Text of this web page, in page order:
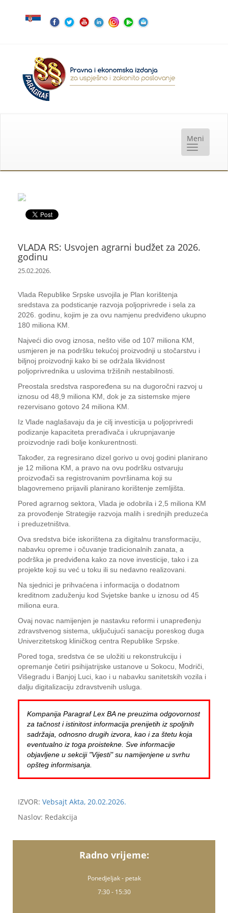
VLADA RS: Usvojen agrarni budžet za 2026.
godinu
25.02.2026.
Vlada Republike Srpske usvojila je Plan korištenja
sredstava za podsticanje razvoja poljoprivrede i sela za
2026. godinu, kojim je za ovu namjenu predviđeno ukupno
180 miliona KM.
Najveći dio ovog iznosa, nešto više od 107 miliona KM,
usmjeren je na podršku tekućoj proizvodnji u stočarstvu i
biljnoj proizvodnji kako bi se održala likvidnost
poljoprivrednika u uslovima tržišnih nestabilnosti.
Preostala sredstva raspoređena su na dugoročni razvoj u
iznosu od 48,9 miliona KM, dok je za sistemske mjere
rezervisano gotovo 24 miliona KM.
Iz Vlade naglašavaju da je cilj investicija u poljoprivredi
podizanje kapaciteta prerađivača i ukrupnjavanje
proizvodnje radi bolje konkurentnosti.
Također, za regresirano dizel gorivo u ovoj godini planirano
je 12 miliona KM, a pravo na ovu podršku ostvaruju
proizvođači sa registrovanim površinama koji su
blagovremeno prijavili planirano korištenje zemljišta.
Pored agrarnog sektora, Vlada je odobrila i 2,5 miliona KM
za provođenje Strategije razvoja malih i srednjih preduzeća
i preduzetništva.
Ova sredstva biće iskorištena za digitalnu transformaciju,
nabavku opreme i očuvanje tradicionalnih zanata, a
podrška je predviđena kako za nove investicije, tako i za
projekte koji su već u toku ili su nedavno realizovani.
Na sjednici je prihvaćena i informacija o dodatnom
kreditnom zaduženju kod Svjetske banke u iznosu od 45
miliona eura.
Ovaj novac namijenjen je nastavku reformi i unapređenju
zdravstvenog sistema, uključujući sanaciju poreskog duga
Univerzitetskog kliničkog centra Republike Srpske.
Pored toga, sredstva će se uložiti u rekonstrukciju i
opremanje četiri psihijatrijske ustanove u Sokocu, Modriči,
Višegradu i Banjoj Luci, kao i u nabavku sanitetskih vozila i
dalju digitalizaciju zdravstvenih usluga.
Kompanija Paragraf Lex BA ne preuzima odgovornost
za tačnost i istinitost informacija prenijetih iz spoljnih
sadržaja, odnosno drugih izvora, kao i za štetu koja
eventualno iz toga proistekne. Sve informacije
objavljene u sekciji "Vijesti" su namijenjene u svrhu
opšteg informisanja.
IZVOR: Vebsajt Akta, 20.02.2026.
Naslov: Redakcija
Radno vrijeme:
Ponedjeljak - petak
7:30 - 15:30